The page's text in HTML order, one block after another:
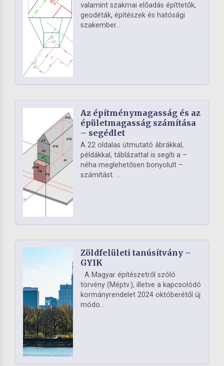
valamint szakmai előadás építtetők,
geodéták, építészek és hatósági
szakember...
Az építménymagasság és az
épületmagasság számítása
– segédlet
A 22 oldalas útmutató ábrákkal,
példákkal, táblázattal is segíti a –
néha meglehetősen bonyolult –
számítást. ...
Zöldfelületi tanúsítvány –
GYIK
A Magyar építészetről szóló
törvény (Méptv.), illetve a kapcsolódó
kormányrendelet 2024 októberétől új
módo...